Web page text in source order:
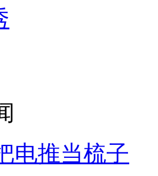
电推当梳子